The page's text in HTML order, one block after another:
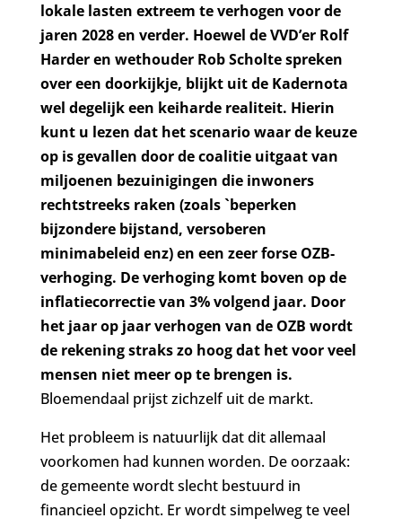
lokale lasten extreem te verhogen voor de
jaren 2028 en verder. Hoewel de VVD’er Rolf
Harder en wethouder Rob Scholte spreken
over een doorkijkje, blijkt uit de Kadernota
wel degelijk een keiharde realiteit. Hierin
kunt u lezen dat het scenario waar de keuze
op is gevallen door de coalitie uitgaat van
miljoenen bezuinigingen die inwoners
rechtstreeks raken (zoals `beperken
bijzondere bijstand, versoberen
minimabeleid enz) en een zeer forse OZB-
verhoging. De verhoging komt boven op de
inflatiecorrectie van 3% volgend jaar. Door
het jaar op jaar verhogen van de OZB wordt
de rekening straks zo hoog dat het voor veel
mensen niet meer op te brengen is.
Bloemendaal prijst zichzelf uit de markt.
Het probleem is natuurlijk dat dit allemaal
voorkomen had kunnen worden. De oorzaak:
de gemeente wordt slecht bestuurd in
financieel opzicht. Er wordt simpelweg te veel